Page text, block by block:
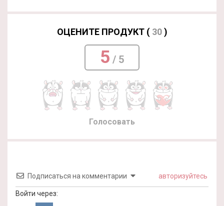
ОЦЕНИТЕ ПРОДУКТ ( 30)
5 / 5
Голосовать
Подписаться на комментарии авторизуйтесь
Войти через: